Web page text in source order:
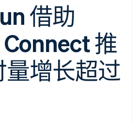
经常性收入
Metronome
按用量计费
Subscriptions
订阅管理
Invoicing
一次性或定期
账单
方打款
Crypto
钱包、
稳定币
发行和
用场景
能体商务
货币
子商务
自动化
化企业
Apps
受线上付款
平台或交易市场
订阅
支持
获取支持
托管支持方案
借助
推
增长超过